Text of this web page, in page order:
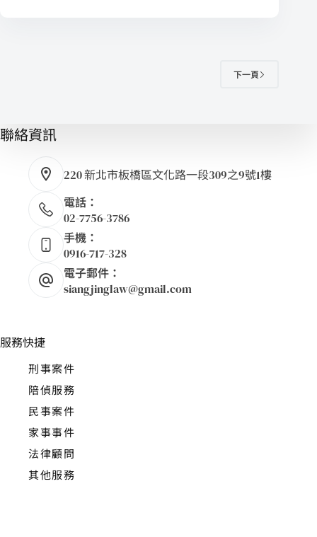
下一頁
聯絡資訊
220 新北市板橋區文化路一段309之9號1樓
電話：
02-7756-3786
手機：
0916-717-328
電子郵件：
siangjinglaw@gmail.com
服務快捷
刑事案件
陪偵服務
民事案件
家事事件
法律顧問
其他服務